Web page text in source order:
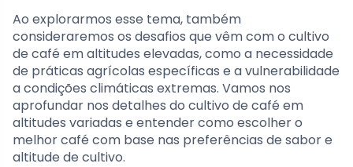
Ao explorarmos esse tema, também
consideraremos os desafios que vêm com o cultivo
de café em altitudes elevadas, como a necessidade
de práticas agrícolas específicas e a vulnerabilidade
a condições climáticas extremas. Vamos nos
aprofundar nos detalhes do cultivo de café em
altitudes variadas e entender como escolher o
melhor café com base nas preferências de sabor e
altitude de cultivo.